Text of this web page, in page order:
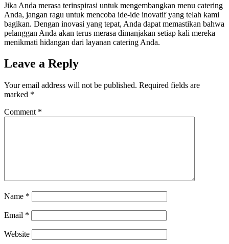
Jika Anda merasa terinspirasi untuk mengembangkan menu catering
Anda, jangan ragu untuk mencoba ide-ide inovatif yang telah kami
bagikan. Dengan inovasi yang tepat, Anda dapat memastikan bahwa
pelanggan Anda akan terus merasa dimanjakan setiap kali mereka
menikmati hidangan dari layanan catering Anda.
Leave a Reply
Your email address will not be published. Required fields are
marked *
Comment *
Name *
Email *
Website